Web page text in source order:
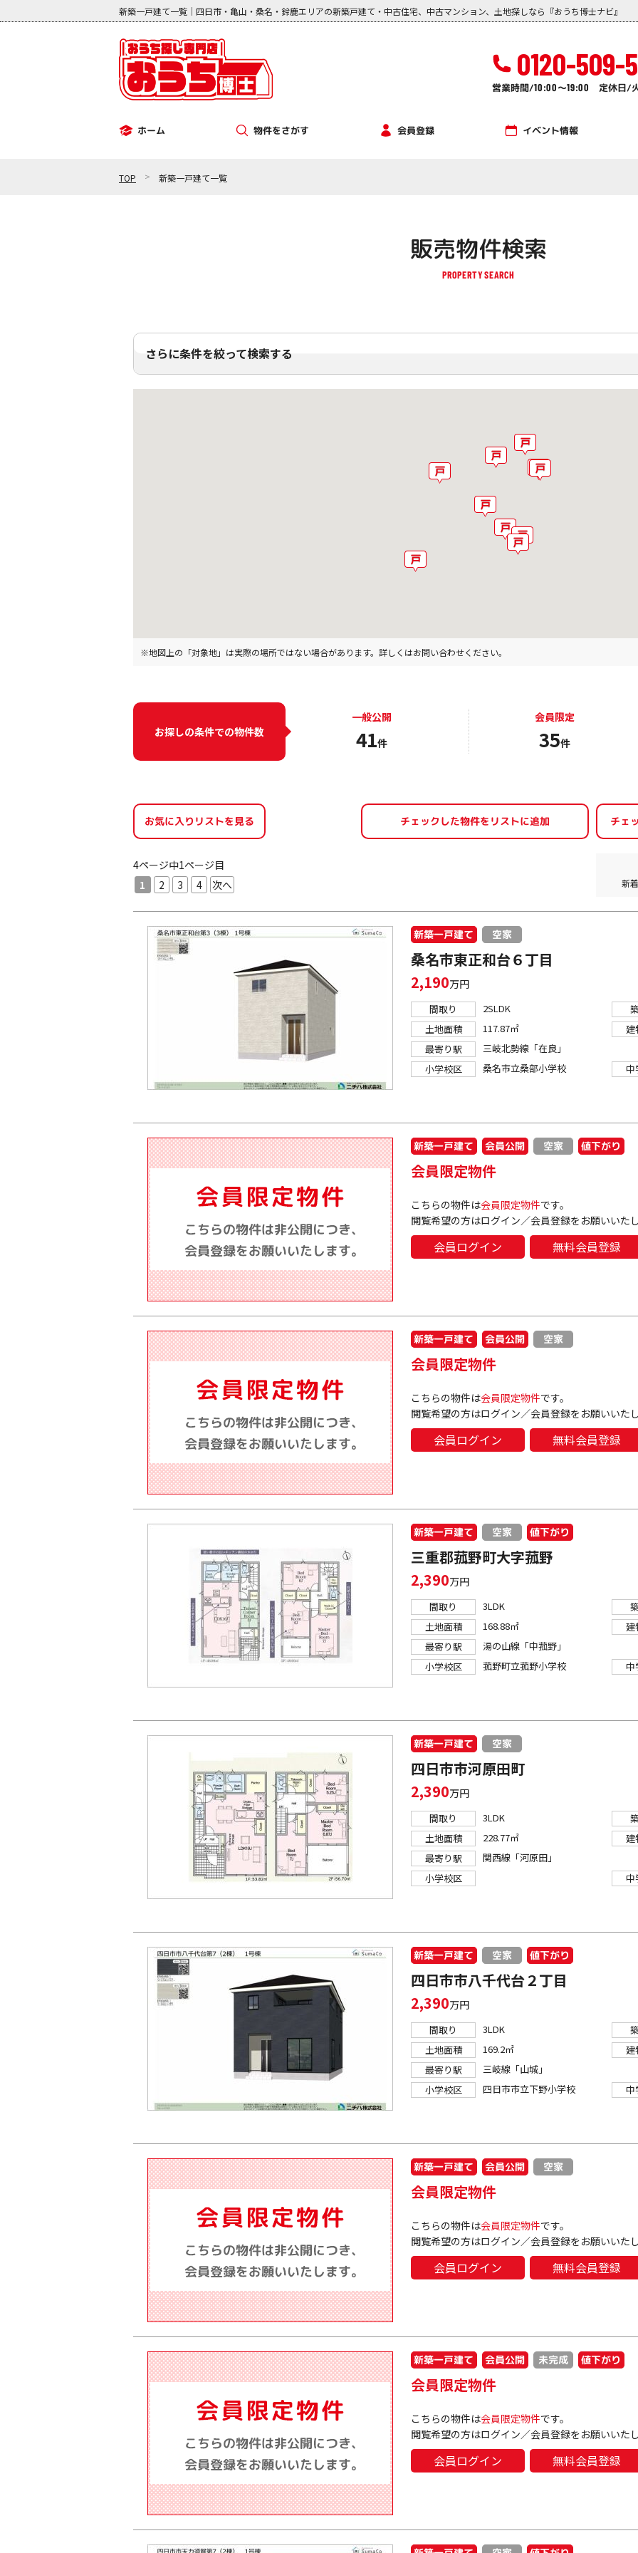
新築一戸建て一覧｜四日市・亀山・桑名・鈴鹿エリアの新築戸建て・中古住宅、中古マンション、土地探しなら『おうち博士ナビ』
0120-509-
営業時間/10:00～19:00 定休日/
ホーム
物件をさがす
会員登録 イベント情報
TOP > 新築一戸建て一覧
販売物件検索
さらに条件を絞って検索する
※地図上の「対象地」は実際の場所ではない場合があります。詳しくはお問い合わせください。
お探しの条件での物件数
一般公開
41件
会員限定
35件
お気に入りリストを見る
4ページ中1ページ目
1
2 3 4 次へ 新
新築一戸建て 空家
桑名市東正和台６丁目
2,190万円
間取り 2SLDK
土地面積
117.87㎡
建
最寄り駅
三岐北勢線「在良」
小学校区
桑名市立桑部小学校 中
新築一戸建て 会員公開 空家 値下がり
会員限定物件
こちらの物件は会員限定物件です。
閲覧希望の方はログイン／会員登録をお願いいた
会員ログイン 無料会員登録
新築一戸建て 会員公開 空家
会員限定物件
こちらの物件は会員限定物件です。
閲覧希望の方はログイン／会員登録をお願いいた
会員ログイン 無料会員登録
新築一戸建て 空家 値下がり
三重郡菰野町大字菰野
2,390万円
間取り 3LDK
土地面積
168.88㎡
建
最寄り駅
湯の山線「中菰野」
小学校区
菰野町立菰野小学校 中
新築一戸建て 空家
四日市市河原田町
2,390万円
間取り 3LDK
土地面積
228.77㎡
建
最寄り駅
関西線「河原田」
小学校区
中
新築一戸建て 空家 値下がり
四日市市八千代台２丁目
2,390万円
間取り 3LDK
土地面積
169.2㎡
建
最寄り駅
三岐線「山城」
小学校区
四日市市立下野小学校 中
新築一戸建て 会員公開 空家
会員限定物件
こちらの物件は会員限定物件です。
閲覧希望の方はログイン／会員登録をお願いいた
会員ログイン 無料会員登録
新築一戸建て 会員公開 未完成 値下がり
会員限定物件
こちらの物件は会員限定物件です。
閲覧希望の方はログイン／会員登録をお願いいた
会員ログイン 無料会員登録